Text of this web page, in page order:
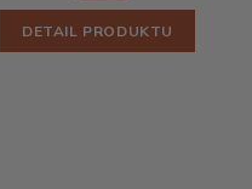
DETAIL PRODUKTU